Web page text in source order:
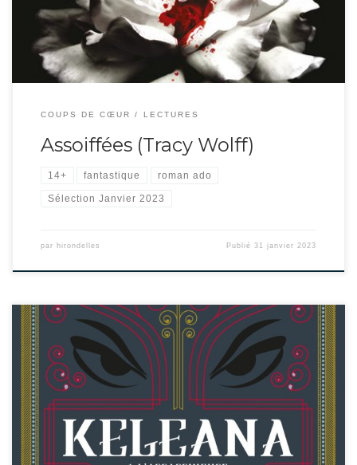
sans tomber dans les griffes […]
COUPS DE CŒUR LECTURES
Assoiffées (Tracy Wolff)
14+ fantastique roman ado
Sélection Janvier 2023
par hirondelles Publié31 janvier 2023
Keleana, membre de la guilde des assassins, est incarcérée dans les mines
d’Endovier depuis plus d’un an : un record ! Le roi tyrannique de ce pays
imaginaire propose à plusieurs détenus de regagner leur liberté à l’issue d’un
tournoi à mort : le vainqueur devra rentrer à son service […]